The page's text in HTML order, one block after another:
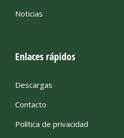
Noticias
Enlaces rápidos
Descargas
Contacto
Política de privacidad